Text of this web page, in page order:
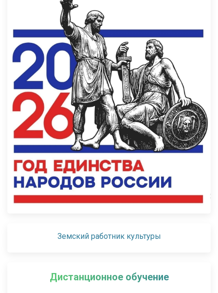
Земский работник культуры
Дистанционное обучение